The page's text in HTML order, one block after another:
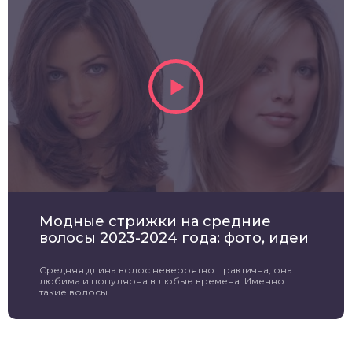
Модные стрижки на средние
волосы 2023-2024 года: фото, идеи
Средняя длина волос невероятно практична, она
любима и популярна в любые времена. Именно
такие волосы ...